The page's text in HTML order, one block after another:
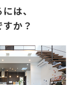
は、
か？